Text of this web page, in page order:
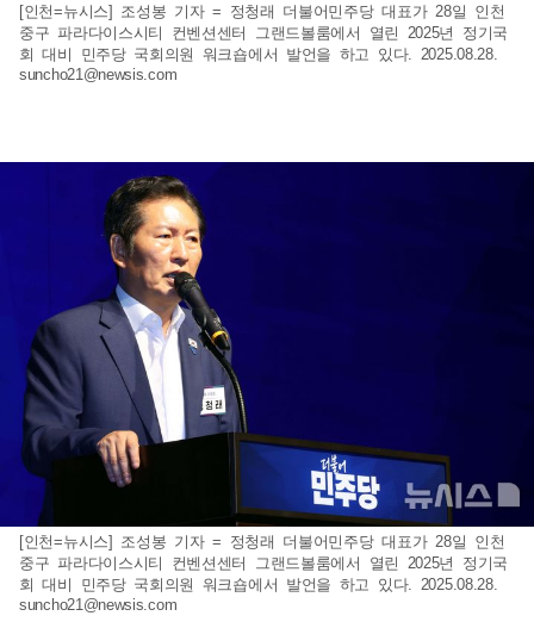
[인천=뉴시스] 조성봉 기자 = 정청래 더불어민주당 대표가 28일 인천
중구 파라다이스시티 컨벤션센터 그랜드볼룸에서 열린 2025년 정기국
회 대비 민주당 국회의원 워크숍에서 발언을 하고 있다. 2025.08.28.
suncho21@newsis.com
[인천=뉴시스] 조성봉 기자 = 정청래 더불어민주당 대표가 28일 인천
중구 파라다이스시티 컨벤션센터 그랜드볼룸에서 열린 2025년 정기국
회 대비 민주당 국회의원 워크숍에서 발언을 하고 있다. 2025.08.28.
suncho21@newsis.com